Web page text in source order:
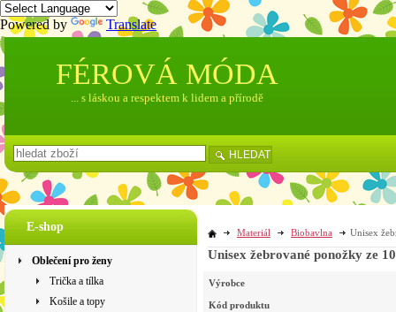
Powered by Translate
E-shop
Oblečení pro ženy
Trička a tílka
Košile a topy
Materiál Biobavlna Unisex
Unisex žebrované ponožky ze
Výrobce
Kód produktu
FÉROVÁ MÓDA
... s láskou a respektem k lidem a přírodě
HLEDAT